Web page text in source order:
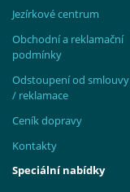
Jezírkové centrum
Obchodní a reklamační
podmínky
Odstoupení od smlouvy
/ reklamace
Ceník dopravy
Kontakty
Speciální nabídky